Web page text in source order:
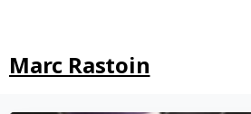
Marc Rastoin